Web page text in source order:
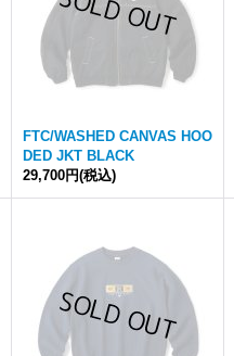
FTC/WASHED CANVAS HOO
DED JKT BLACK
29,700円(税込)